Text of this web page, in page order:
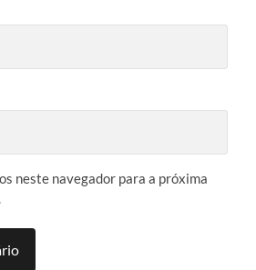
neste navegador para a próxima